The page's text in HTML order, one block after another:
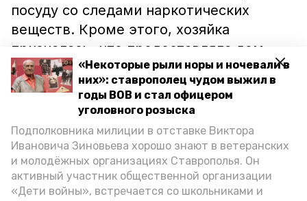
«Некоторые рыли норы и ночевали в
них»: ставрополец чудом выжил в
годы ВОВ и стал офицером
уголовного розыска
Подполковника милиции в отставке Виктора
Ивановича Зиновьева хорошо знают в ветеранских
и молодёжных организациях Ставрополья. Он
активный участник общественной организации
«Дети войны», встречается со школьниками и
посуду со следами наркотических
веществ. Кроме этого, хозяйка
призналась, что предоставляла дом
знакомым для изготовления и
употребления «дури».
Правоохранители возбудили уголовное
дело по факту организации и
содержания наркопритона.
Ранее сообщалось, что житель